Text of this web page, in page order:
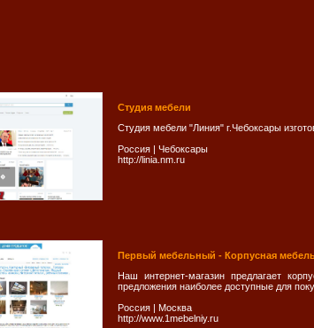
Студия мебели
Студия мебели "Линия" г.Чебоксары
Россия | Чебоксары
http://linia.nm.ru
Первый мебельный - Корпусная
Наш интернет-магазин предлагает
предложения наиболее доступные для
Россия | Москва
http://www.1mebelniy.ru